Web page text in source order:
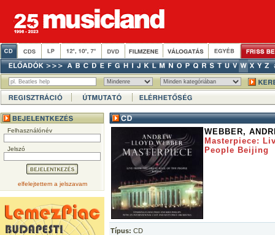
Felhasználónév
Jelszó
elfelejtettem a jelszavam
WEBBER,
Masterpiece:
People Beijing
Típus: CD